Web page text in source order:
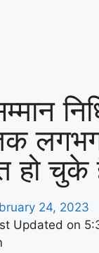
हो
24, 2023
Updated on